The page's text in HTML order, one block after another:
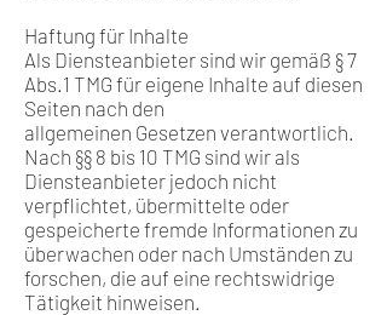
Haftung für Inhalte
Als Diensteanbieter sind wir gemäß § 7
Abs.1 TMG für eigene Inhalte auf diesen
Seiten nach den
allgemeinen Gesetzen verantwortlich.
Nach §§ 8 bis 10 TMG sind wir als
Diensteanbieter jedoch nicht
verpflichtet, übermittelte oder
gespeicherte fremde Informationen zu
überwachen oder nach Umständen zu
forschen, die auf eine rechtswidrige
Tätigkeit hinweisen.